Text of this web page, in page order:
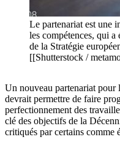
Le partenariat est une
les compétences, qui a
de la Stratégie
[[Shutterstock /
Un nouveau partenariat pour
devrait permettre de faire
perfectionnement des
clé des objectifs de la
critiqués par certains comme